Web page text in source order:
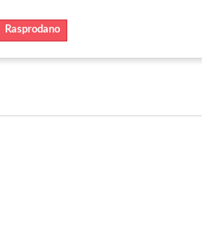
Rasprodano